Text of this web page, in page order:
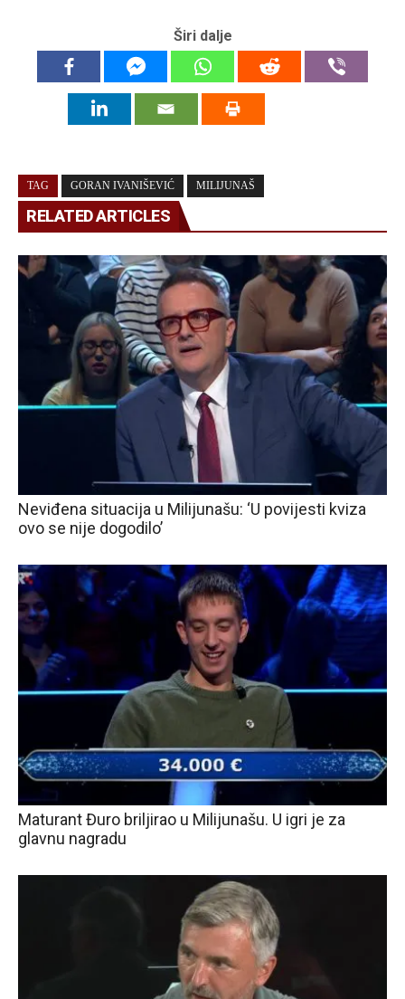
Širi dalje
TAG GORAN IVANIŠEVIĆ MILIJUNAŠ
RELATED ARTICLES
Neviđena situacija u Milijunašu: ‘U povijesti kviza
ovo se nije dogodilo’
Maturant Đuro briljirao u Milijunašu. U igri je za
glavnu nagradu